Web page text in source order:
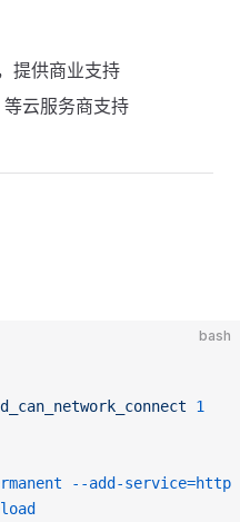
提供商业支持
云服务商支持
bash
1
--add-service=http